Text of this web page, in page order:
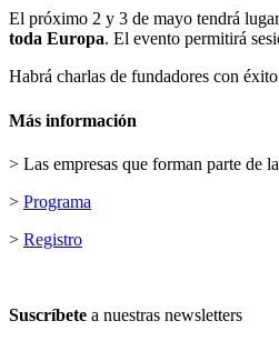
El próximo 2 y 3 de mayo tendrá
toda Europa. El evento permitirá
Habrá charlas de fundadores con
Más información
> Las empresas que forman parte de
> Programa
> Registro
Suscríbete a nuestras newsletters